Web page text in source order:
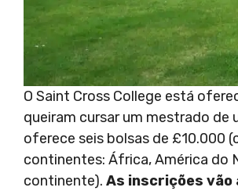
O Saint Cross College está
queiram cursar um mestrado de
oferece seis bolsas de £10.000
continentes: África, América do
continente). As inscrições vão